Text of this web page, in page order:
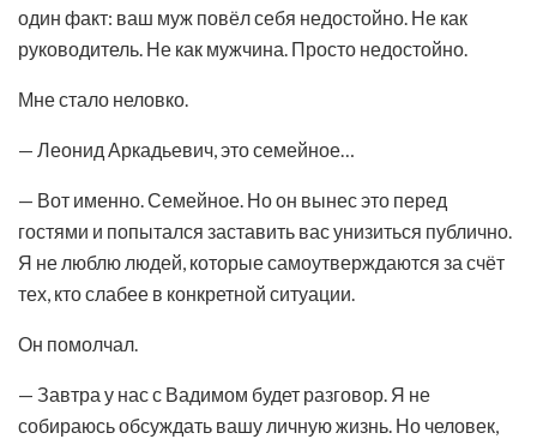
один факт: ваш муж повёл себя недостойно. Не как
руководитель. Не как мужчина. Просто недостойно.
Мне стало неловко.
— Леонид Аркадьевич, это семейное…
— Вот именно. Семейное. Но он вынес это перед
гостями и попытался заставить вас унизиться публично.
Я не люблю людей, которые самоутверждаются за счёт
тех, кто слабее в конкретной ситуации.
Он помолчал.
— Завтра у нас с Вадимом будет разговор. Я не
собираюсь обсуждать вашу личную жизнь. Но человек,